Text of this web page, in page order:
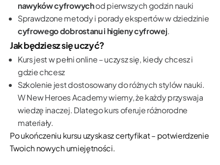
nawyków cyfrowychod pierwszych godzin nauki
Sprawdzone metody i porady ekspertów w dziedzinie
cyfrowego dobrostanu i higieny cyfrowej.
Jak będziesz się uczyć?
Kurs jest w pełni online – uczysz się, kiedy chcesz i
gdzie chcesz
Szkolenie jest dostosowany do różnych stylów nauki.
W New Heroes Academy wiemy, że każdy przyswaja
wiedzę inaczej. Dlatego kurs oferuje różnorodne
materiały.
Po ukończeniu kursu uzyskasz certyfikat – potwierdzenie
Twoich nowych umiejętności.